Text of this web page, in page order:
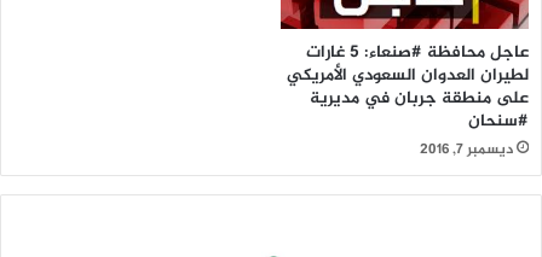
عاجل محافظة #صنعاء: 5 غارات
لطيران العدوان السعودي الأمريكي
على منطقة جربان في مديرية
#سنحان
ديسمبر 7, 2016